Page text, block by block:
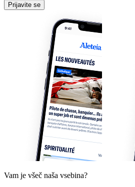
Prijavite se
Vam je všeč naša vsebina?